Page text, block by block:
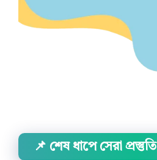
📌 শেষ ধাপে সেরা প্রস্তুতি